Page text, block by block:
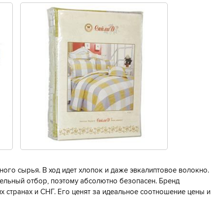
сырья. В ход идет хлопок и даже эвкалиптовое волокно.
отбор, поэтому абсолютно безопасен. Бренд
странах и СНГ. Его ценят за идеальное соотношение цены и